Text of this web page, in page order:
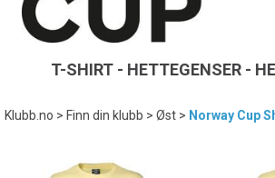
T-SHIRT - HETTEGENSER -
Klubb.no>Finn din klubb>Øst> Norway Cup